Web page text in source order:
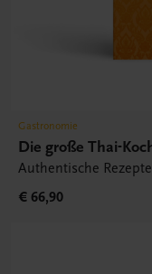
Gastronomie
Die große Thai-
Authentische
€ 66,90